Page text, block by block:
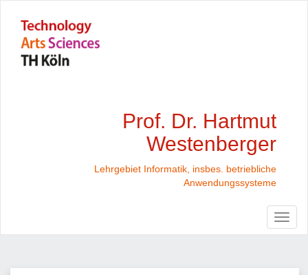
Prof. Dr. Hartmut
Westenberger
Lehrgebiet Informatik, insbes. betriebliche
Anwendungssysteme